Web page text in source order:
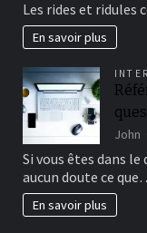
Les rides et
En savoir plus
John
Si vous êtes dans le
aucun doute ce
En savoir plus